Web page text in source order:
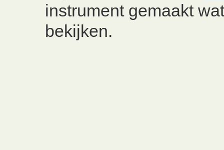
instrument gemaakt
bekijken.